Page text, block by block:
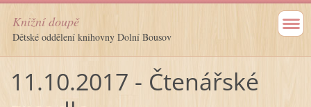
Knižní doupě
Dětské oddělení knihovny Dolní Bousov
11.10.2017 - Čtenářské